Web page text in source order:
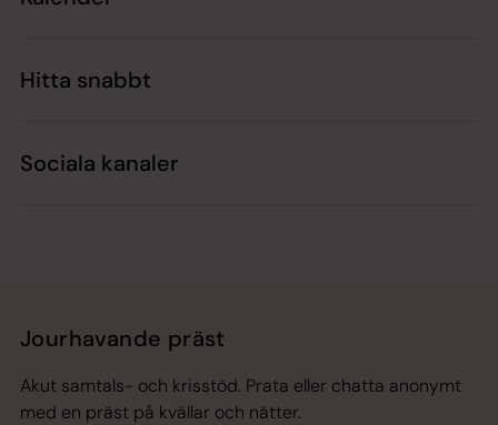
Hitta snabbt
Sociala kanaler
Jourhavande präst
Akut samtals- och krisstöd. Prata eller chatta anonymt
med en präst på kvällar och nätter.